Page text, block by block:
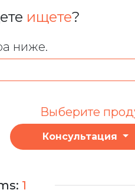
ищете?
ниже.
Выберите
Консультация
1